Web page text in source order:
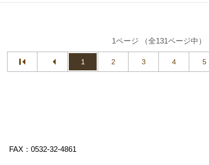
1ページ （全131ページ中）
1 2 3 4 5
FAX：0532-32-4861